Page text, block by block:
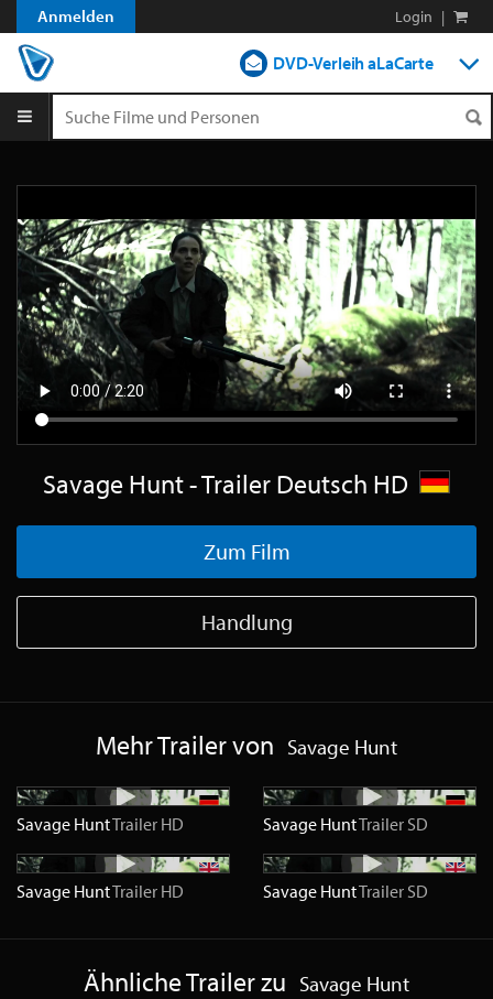
Anmelden Login |
DVD-Verleih aLaCarte
Blog
Savage Hunt - Trailer Deutsch HD
Zum Film
Handlung
Mehr Trailer von Savage Hunt
Savage HuntTrailer HD Savage HuntTrailer SD
Savage HuntTrailer HD Savage HuntTrailer SD
Ähnliche Trailer zu Savage Hunt